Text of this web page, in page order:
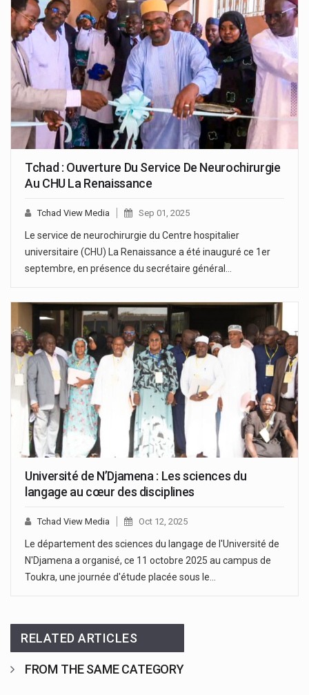
Tchad : Ouverture Du Service De Neurochirurgie
Au CHU La Renaissance
Tchad View Media Sep 01, 2025
Le service de neurochirurgie du Centre hospitalier
universitaire (CHU) La Renaissance a été inauguré ce 1er
septembre, en présence du secrétaire général…
Université de N’Djamena : Les sciences du
langage au cœur des disciplines
Tchad View Media Oct 12, 2025
Le département des sciences du langage de l'Université de
N'Djamena a organisé, ce 11 octobre 2025 au campus de
Toukra, une journée d'étude placée sous le…
RELATED ARTICLES
FROM THE SAME CATEGORY